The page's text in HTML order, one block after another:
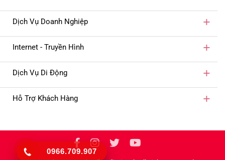
Dịch Vụ Doanh Nghiệp
Internet - Truyền Hình
Dịch Vụ Di Động
Hỗ Trợ Khách Hàng
0966.709.907